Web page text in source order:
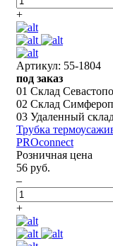
+
Артикул: 55-1804
под заказ
01 Склад
02 Склад
03 Удаленный
Трубка
PROconnect
Розничная цена
56 руб.
–
+